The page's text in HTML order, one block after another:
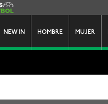
NEW IN HOMBRE MUJER